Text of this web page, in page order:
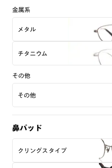
金属系
メタル
チタニウム
その他
その他
鼻パッド
クリングスタイプ